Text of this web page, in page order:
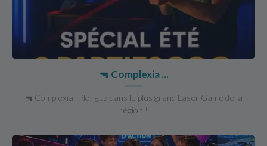
🔫 Complexia ...
🔫 Complexia : Plongez dans le plus grand Laser Game de la
région !